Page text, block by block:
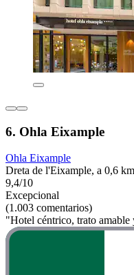
6. Ohla Eixample
Ohla Eixample
Dreta de l'Eixample, a 0,6
9,4/10
Excepcional
(1.003 comentarios)
"Hotel céntrico, trato